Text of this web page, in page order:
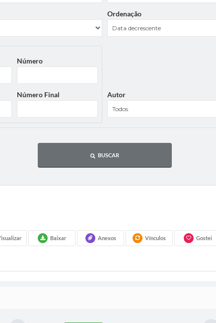
Ordenação
Número
Número Final Autor
BUSCAR
Baixar Anexos Vínculos Gostei